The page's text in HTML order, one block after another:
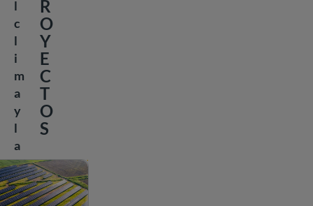
l
c
l
i
m
a
y
l
a
s
f
i
R
O
Y
E
C
T
O
S